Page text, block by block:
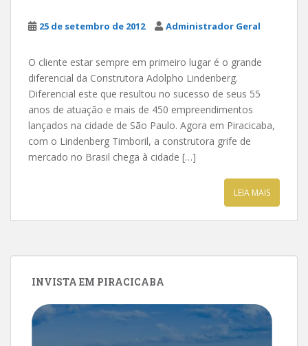
25 de setembro de 2012 Administrador Geral
O cliente estar sempre em primeiro lugar é o grande
diferencial da Construtora Adolpho Lindenberg.
Diferencial este que resultou no sucesso de seus 55
anos de atuação e mais de 450 empreendimentos
lançados na cidade de São Paulo. Agora em Piracicaba,
com o Lindenberg Timboril, a construtora grife de
mercado no Brasil chega à cidade […]
LEIA MAIS
INVISTA EM PIRACICABA